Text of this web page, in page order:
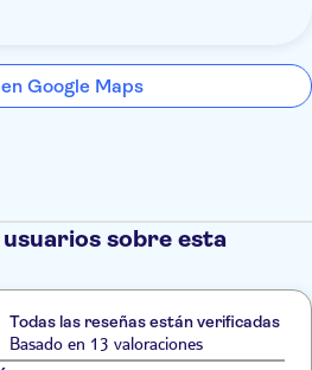
Google Maps
sobre esta
Todas las reseñas están verificadas
Basado en 13 valoraciones